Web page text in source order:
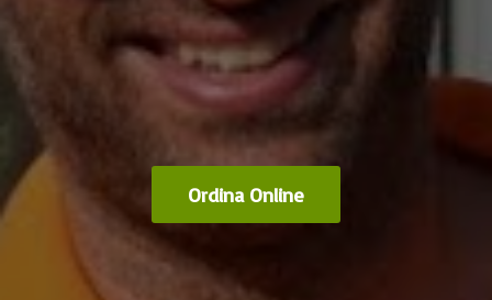
Ordina Online